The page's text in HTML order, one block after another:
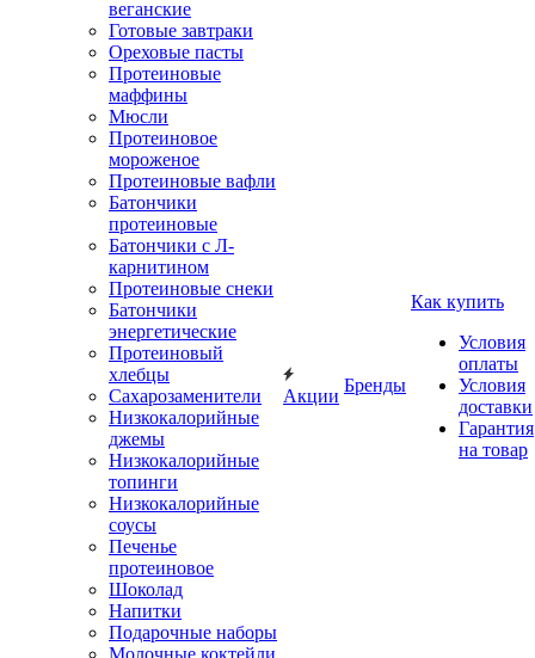
веганские
Готовые завтраки
Ореховые пасты
Протеиновые
маффины
Мюсли
Протеиновое
мороженое
Протеиновые вафли
Батончики
протеиновые
Батончики с Л-
карнитином
Протеиновые снеки
Батончики
энергетические
Протеиновый
хлебцы
Сахарозаменители
Низкокалорийные
джемы
Низкокалорийные
топинги
Низкокалорийные
соусы
Печенье
протеиновое
Шоколад
Напитки
Подарочные наборы
Молочные коктейли
Акции
Бренды
Как купить
Условия
оплаты
Условия
доставки
Гарантия
на товар